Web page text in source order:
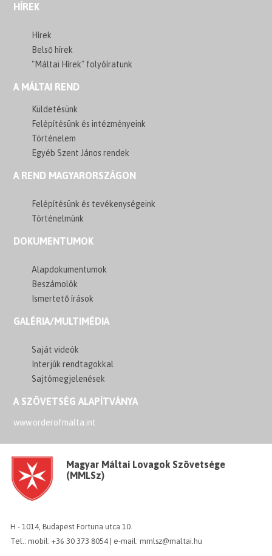
HÍREK
Hírek
Belső hírek
"Máltai Hírek" folyóíratunk
A MÁLTAI REND
Küldetésünk
Felépítésünk és intézményeink
Történelem
Egyéb Szent János rendek
A REND MAGYARORSZÁGON
Felépítésünk és tevékenységeink
Történelmünk
DOKUMENTUMOK
Alapdokumentumok
Beszámolók
Ismertető írások
GALÉRIA/MULTIMÉDIA
Saját videók
Interjúk rendtagokkal
Sajtómegjelenések
A SZÖVETSÉG ALAPÍTVÁNYA
www.orderofmalta.int
Magyar Máltai Lovagok Szövetsége
(MMLSz)
H - 1014, Budapest Fortuna utca 10.
Tel.: mobil: +36 30 373 8054 | e-mail: mmlsz@maltai.hu